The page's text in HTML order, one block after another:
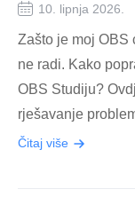
10. lipnja 2026.
Zašto je moj OBS
ne radi. Kako
OBS Studiju?
rješavanje
Čitaj više